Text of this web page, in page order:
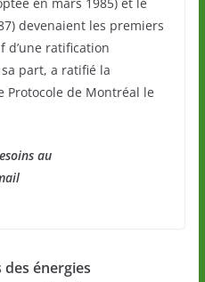
devenaient les premiers
d’une ratification
part, a ratifié la
Protocole de Montréal le
au
des énergies